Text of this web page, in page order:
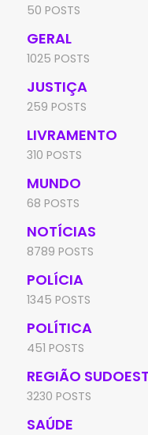
50 POSTS
GERAL
1025 POSTS
JUSTIÇA
259 POSTS
LIVRAMENTO
310 POSTS
MUNDO
68 POSTS
NOTÍCIAS
8789 POSTS
POLÍCIA
1345 POSTS
POLÍTICA
451 POSTS
REGIÃO
3230 POSTS
SAÚDE